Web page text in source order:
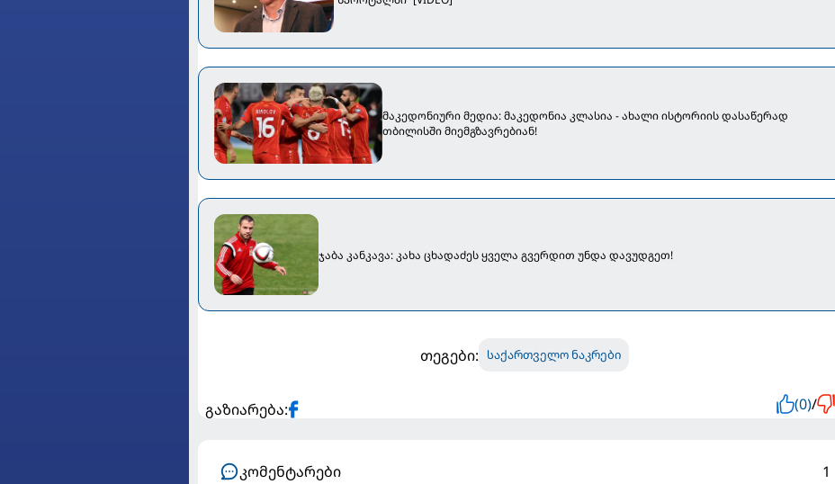
მაკედონიური მედია: მაკედონია კლასია - ახალი ისტორიის დასაწერად
თბილისში მიემგზავრებიან!
ჯაბა კანკავა: კახა ცხადაძეს ყველა გვერდით უნდა დავუდგეთ!
თეგები: საქართველო ნაკრები
გაზიარება: (0)/
კომენტარები 1